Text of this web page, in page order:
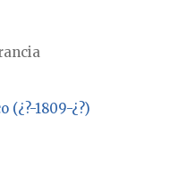
(¿?-1809-¿?)